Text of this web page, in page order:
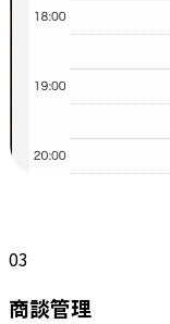
03
商談管理